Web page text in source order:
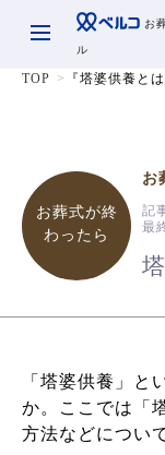
お
ル
TOP 『塔婆供養とは
お葬式が終
わったら
お
記
最
「塔婆供養」と
か。ここでは「
方法などについ